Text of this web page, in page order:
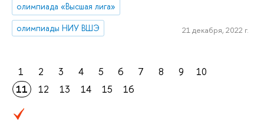
олимпиада «Высшая лига»
олимпиады НИУ ВШЭ
21 декабря, 2022 г.
1 2 3 4 5 6 7 8 9
10
11
12 13 14 15 16